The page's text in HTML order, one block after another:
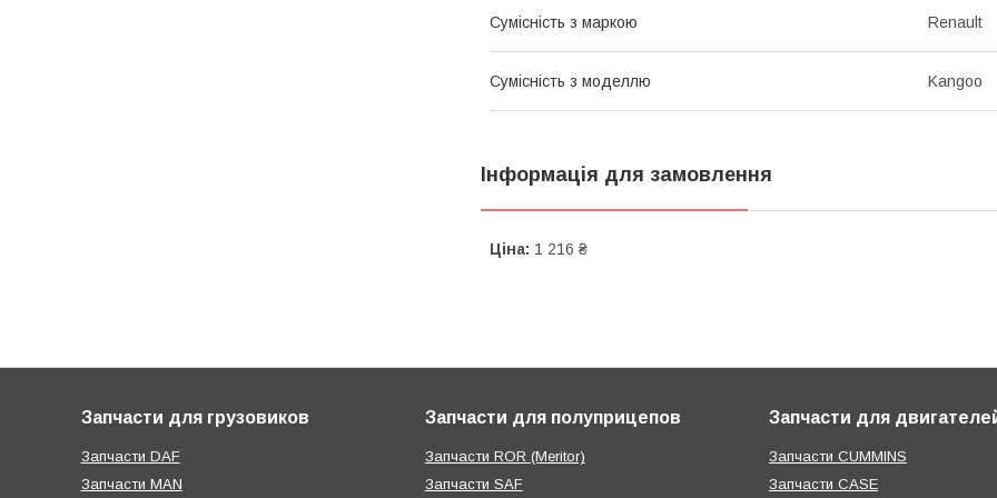
Сумісність з маркою Renault
Сумісність з моделлю Kangoo
Інформація для замовлення
Ціна: 1 216 ₴
Запчасти для грузовиков
Запчасти DAF
Запчасти MAN
Запчасти для полуприцепов
Запчасти ROR (Meritor)
Запчасти SAF
Запчасти для
Запчасти CUMMINS
Запчасти CASE